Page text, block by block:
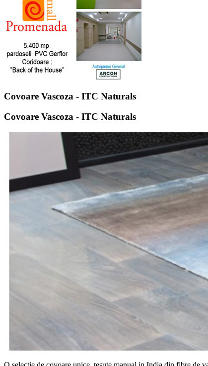
Covoare Vascoza - ITC Naturals
Covoare Vascoza - ITC Naturals